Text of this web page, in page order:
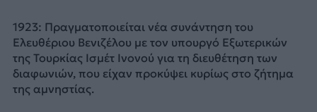
1923: Πραγματοποιείται νέα συνάντηση του
Ελευθέριου Βενιζέλου με τον υπουργό Εξωτερικών
της Τουρκίας Ισμέτ Ινονού για τη διευθέτηση των
διαφωνιών, που είχαν προκύψει κυρίως στο ζήτημα
της αμνηστίας.